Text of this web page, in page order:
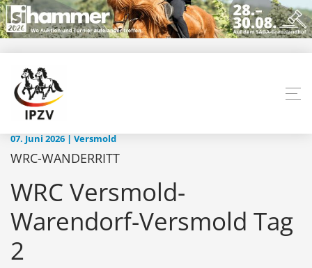
07. Juni 2026 | Versmold
WRC-WANDERRITT
WRC Versmold-
Warendorf-Versmold Tag
2